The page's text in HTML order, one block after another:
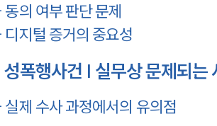
동의 여부 판단 문제
디지털 증거의 중요성
성폭행사건 | 실무상 문제되는
실제 수사 과정에서의 유의점